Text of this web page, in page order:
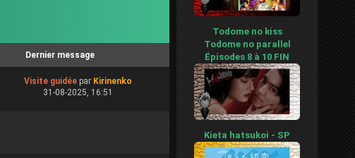
Dernier message
Visite guidéepar Kirinenko
31-08-2025, 16:51
Todome no kiss
Todome no parallel
Épisodes 8 à 10 FIN
Kieta hatsukoi - SP